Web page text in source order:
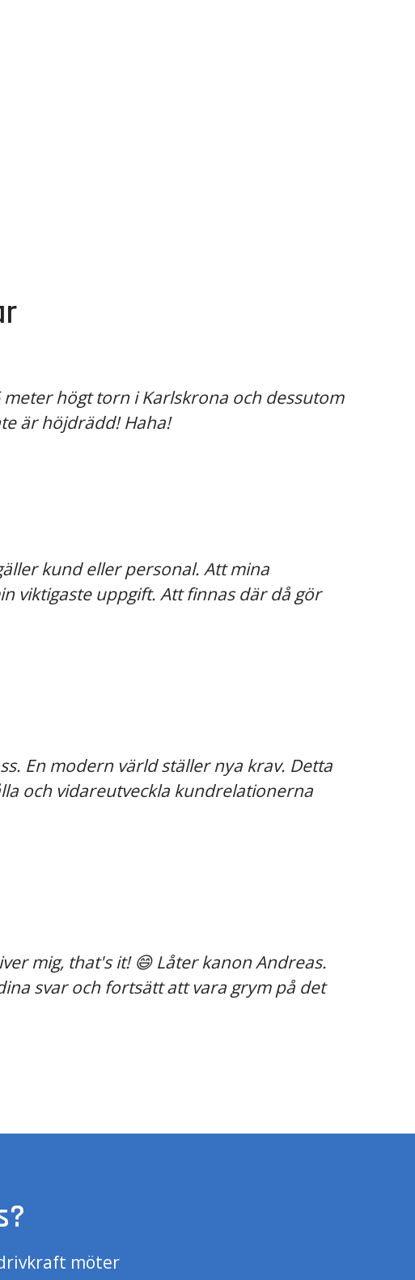
högt torn i Karlskrona och dessutom
är höjdrädd! Haha!
kund eller personal. Att mina
viktigaste uppgift. Att finnas där då gör
En modern värld ställer nya krav. Detta
och vidareutveckla kundrelationerna
mig, that's it! 😄 Låter kanon Andreas.
svar och fortsätt att vara grym på det
möter